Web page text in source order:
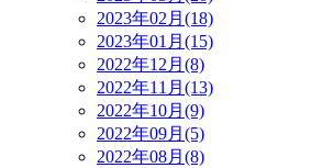
2023年02月(18)
2023年01月(15)
2022年12月(8)
2022年11月(13)
2022年10月(9)
2022年09月(5)
2022年08月(8)